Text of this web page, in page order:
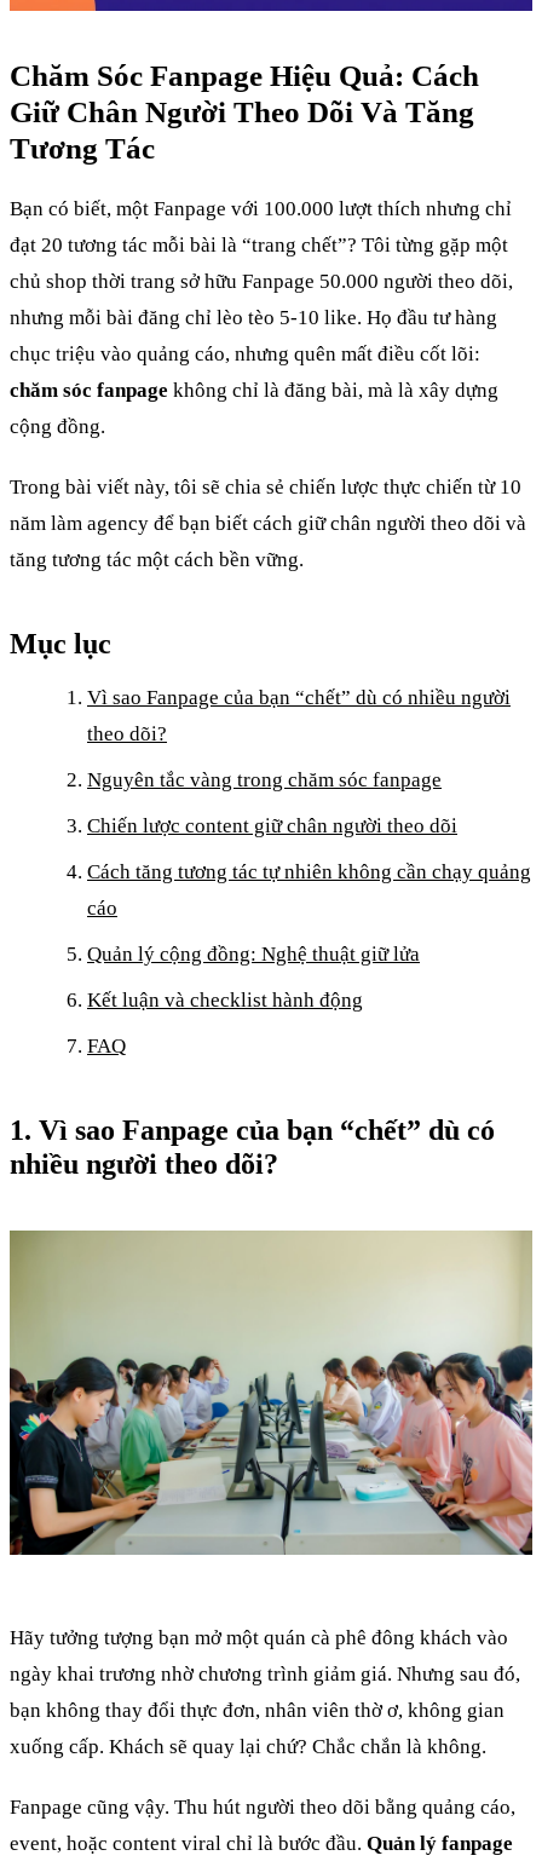
Chăm Sóc Fanpage Hiệu Quả: Cách
Giữ Chân Người Theo Dõi Và Tăng
Tương Tác
Bạn có biết, một Fanpage với 100.000 lượt thích nhưng chỉ
đạt 20 tương tác mỗi bài là “trang chết”? Tôi từng gặp một
chủ shop thời trang sở hữu Fanpage 50.000 người theo dõi,
nhưng mỗi bài đăng chỉ lèo tèo 5-10 like. Họ đầu tư hàng
chục triệu vào quảng cáo, nhưng quên mất điều cốt lõi:
chăm sóc fanpage không chỉ là đăng bài, mà là xây dựng
cộng đồng.
Trong bài viết này, tôi sẽ chia sẻ chiến lược thực chiến từ 10
năm làm agency để bạn biết cách giữ chân người theo dõi và
tăng tương tác một cách bền vững.
Mục lục
Vì sao Fanpage của bạn “chết” dù có nhiều người
theo dõi?
Nguyên tắc vàng trong chăm sóc fanpage
Chiến lược content giữ chân người theo dõi
Cách tăng tương tác tự nhiên không cần chạy quảng
cáo
Quản lý cộng đồng: Nghệ thuật giữ lửa
Kết luận và checklist hành động
FAQ
1. Vì sao Fanpage của bạn “chết” dù có
nhiều người theo dõi?
Hãy tưởng tượng bạn mở một quán cà phê đông khách vào
ngày khai trương nhờ chương trình giảm giá. Nhưng sau đó,
bạn không thay đổi thực đơn, nhân viên thờ ơ, không gian
xuống cấp. Khách sẽ quay lại chứ? Chắc chắn là không.
Fanpage cũng vậy. Thu hút người theo dõi bằng quảng cáo,
event, hoặc content viral chỉ là bước đầu. Quản lý fanpage